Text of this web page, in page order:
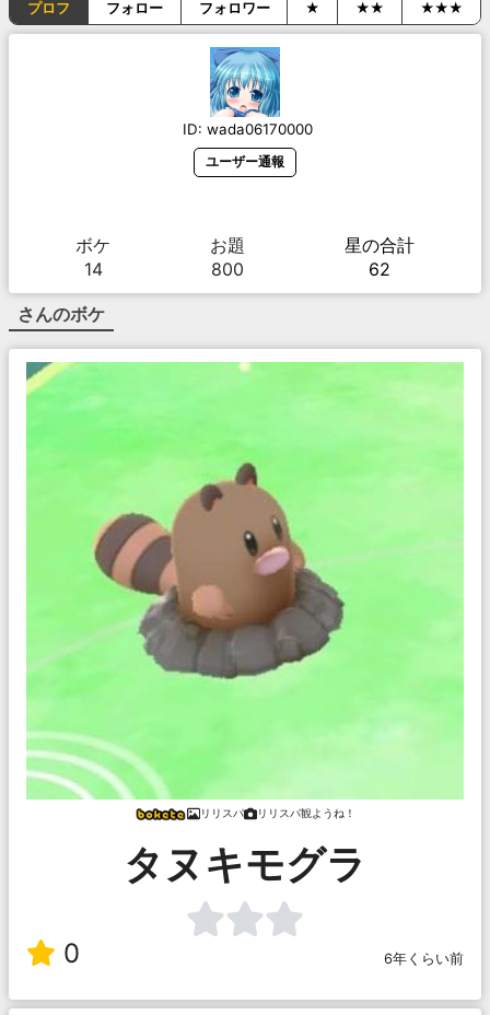
プロフ フォロー フォロワー ★ ★★ ★★★
ID: wada06170000
ユーザー通報
ボケ
14
お題
800
星の合計
62
さんのボケ
リリスパ リリスパ観ようね！
タヌキモグラ
0 6年くらい前